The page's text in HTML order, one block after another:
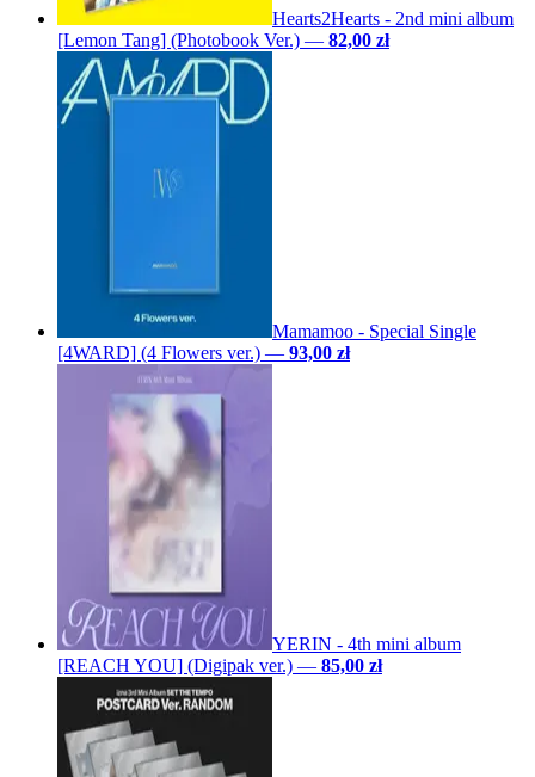
Hearts2Hearts - 2nd mini album
[Lemon Tang] (Photobook Ver.) — 82,00 zł
Mamamoo - Special Single
[4WARD] (4 Flowers ver.) — 93,00 zł
YERIN - 4th mini album
[REACH YOU] (Digipak ver.) — 85,00 zł